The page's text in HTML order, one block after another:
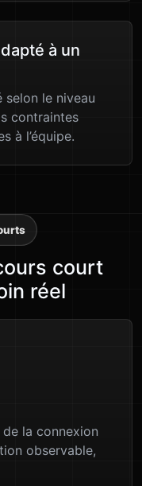
à un
selon le niveau
contraintes
à l’équipe.
court
réel
la connexion
observable,